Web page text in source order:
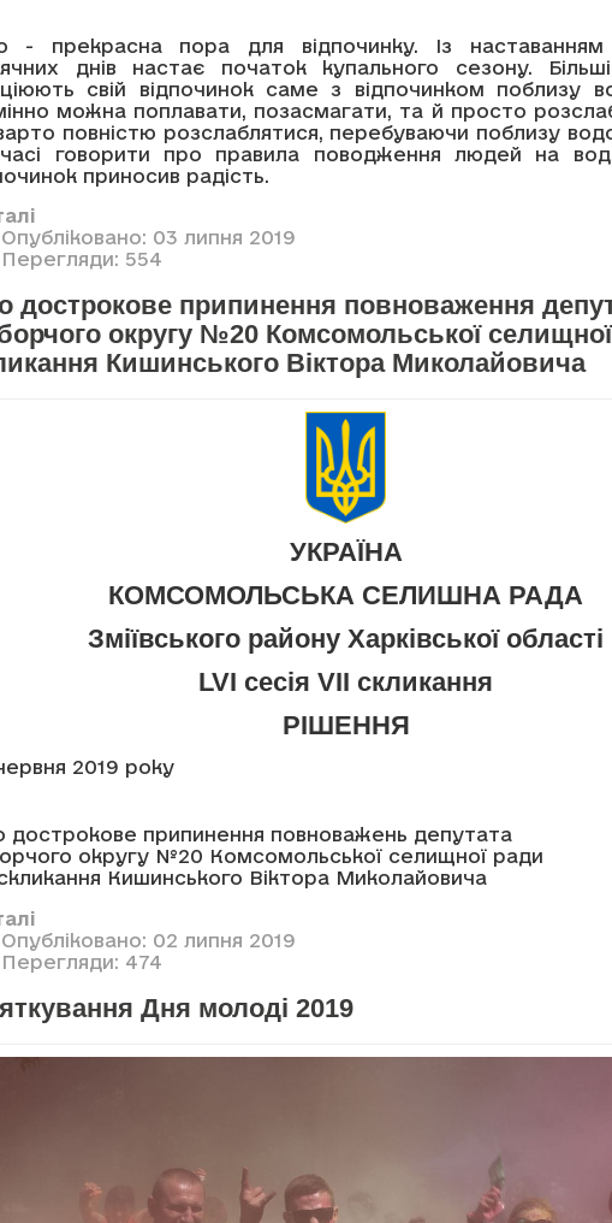
- прекрасна пора для відпочинку. Із наставанням
днів настає початок купального сезону.
свій відпочинок саме з відпочинком поблизу
можна поплавати, позасмагати, та й просто
повністю розслаблятися, перебуваючи поблизу
говорити про правила поводження людей на
приносив радість.
Опубліковано: 03 липня 2019
Перегляди: 554
дострокове припинення повноваження
округу №20 Комсомольської
Кишинського Віктора Миколайовича
УКРАЇНА
КОМСОМОЛЬСЬКА СЕЛИШНА РАДА
Зміївського району Харківської області
LVI сесія VII скликання
РІШЕННЯ
2019 року
дострокове припинення повноважень депутата
округу №20 Комсомольської селищної ради
Кишинського Віктора Миколайовича
Опубліковано: 02 липня 2019
Перегляди: 474
Дня молоді 2019